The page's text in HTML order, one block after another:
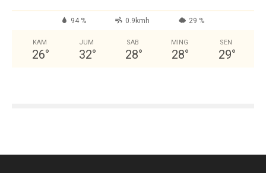
94 % 0.9kmh 29 %
KAM
26°
JUM
32°
SAB
28°
MING
28°
SEN
29°